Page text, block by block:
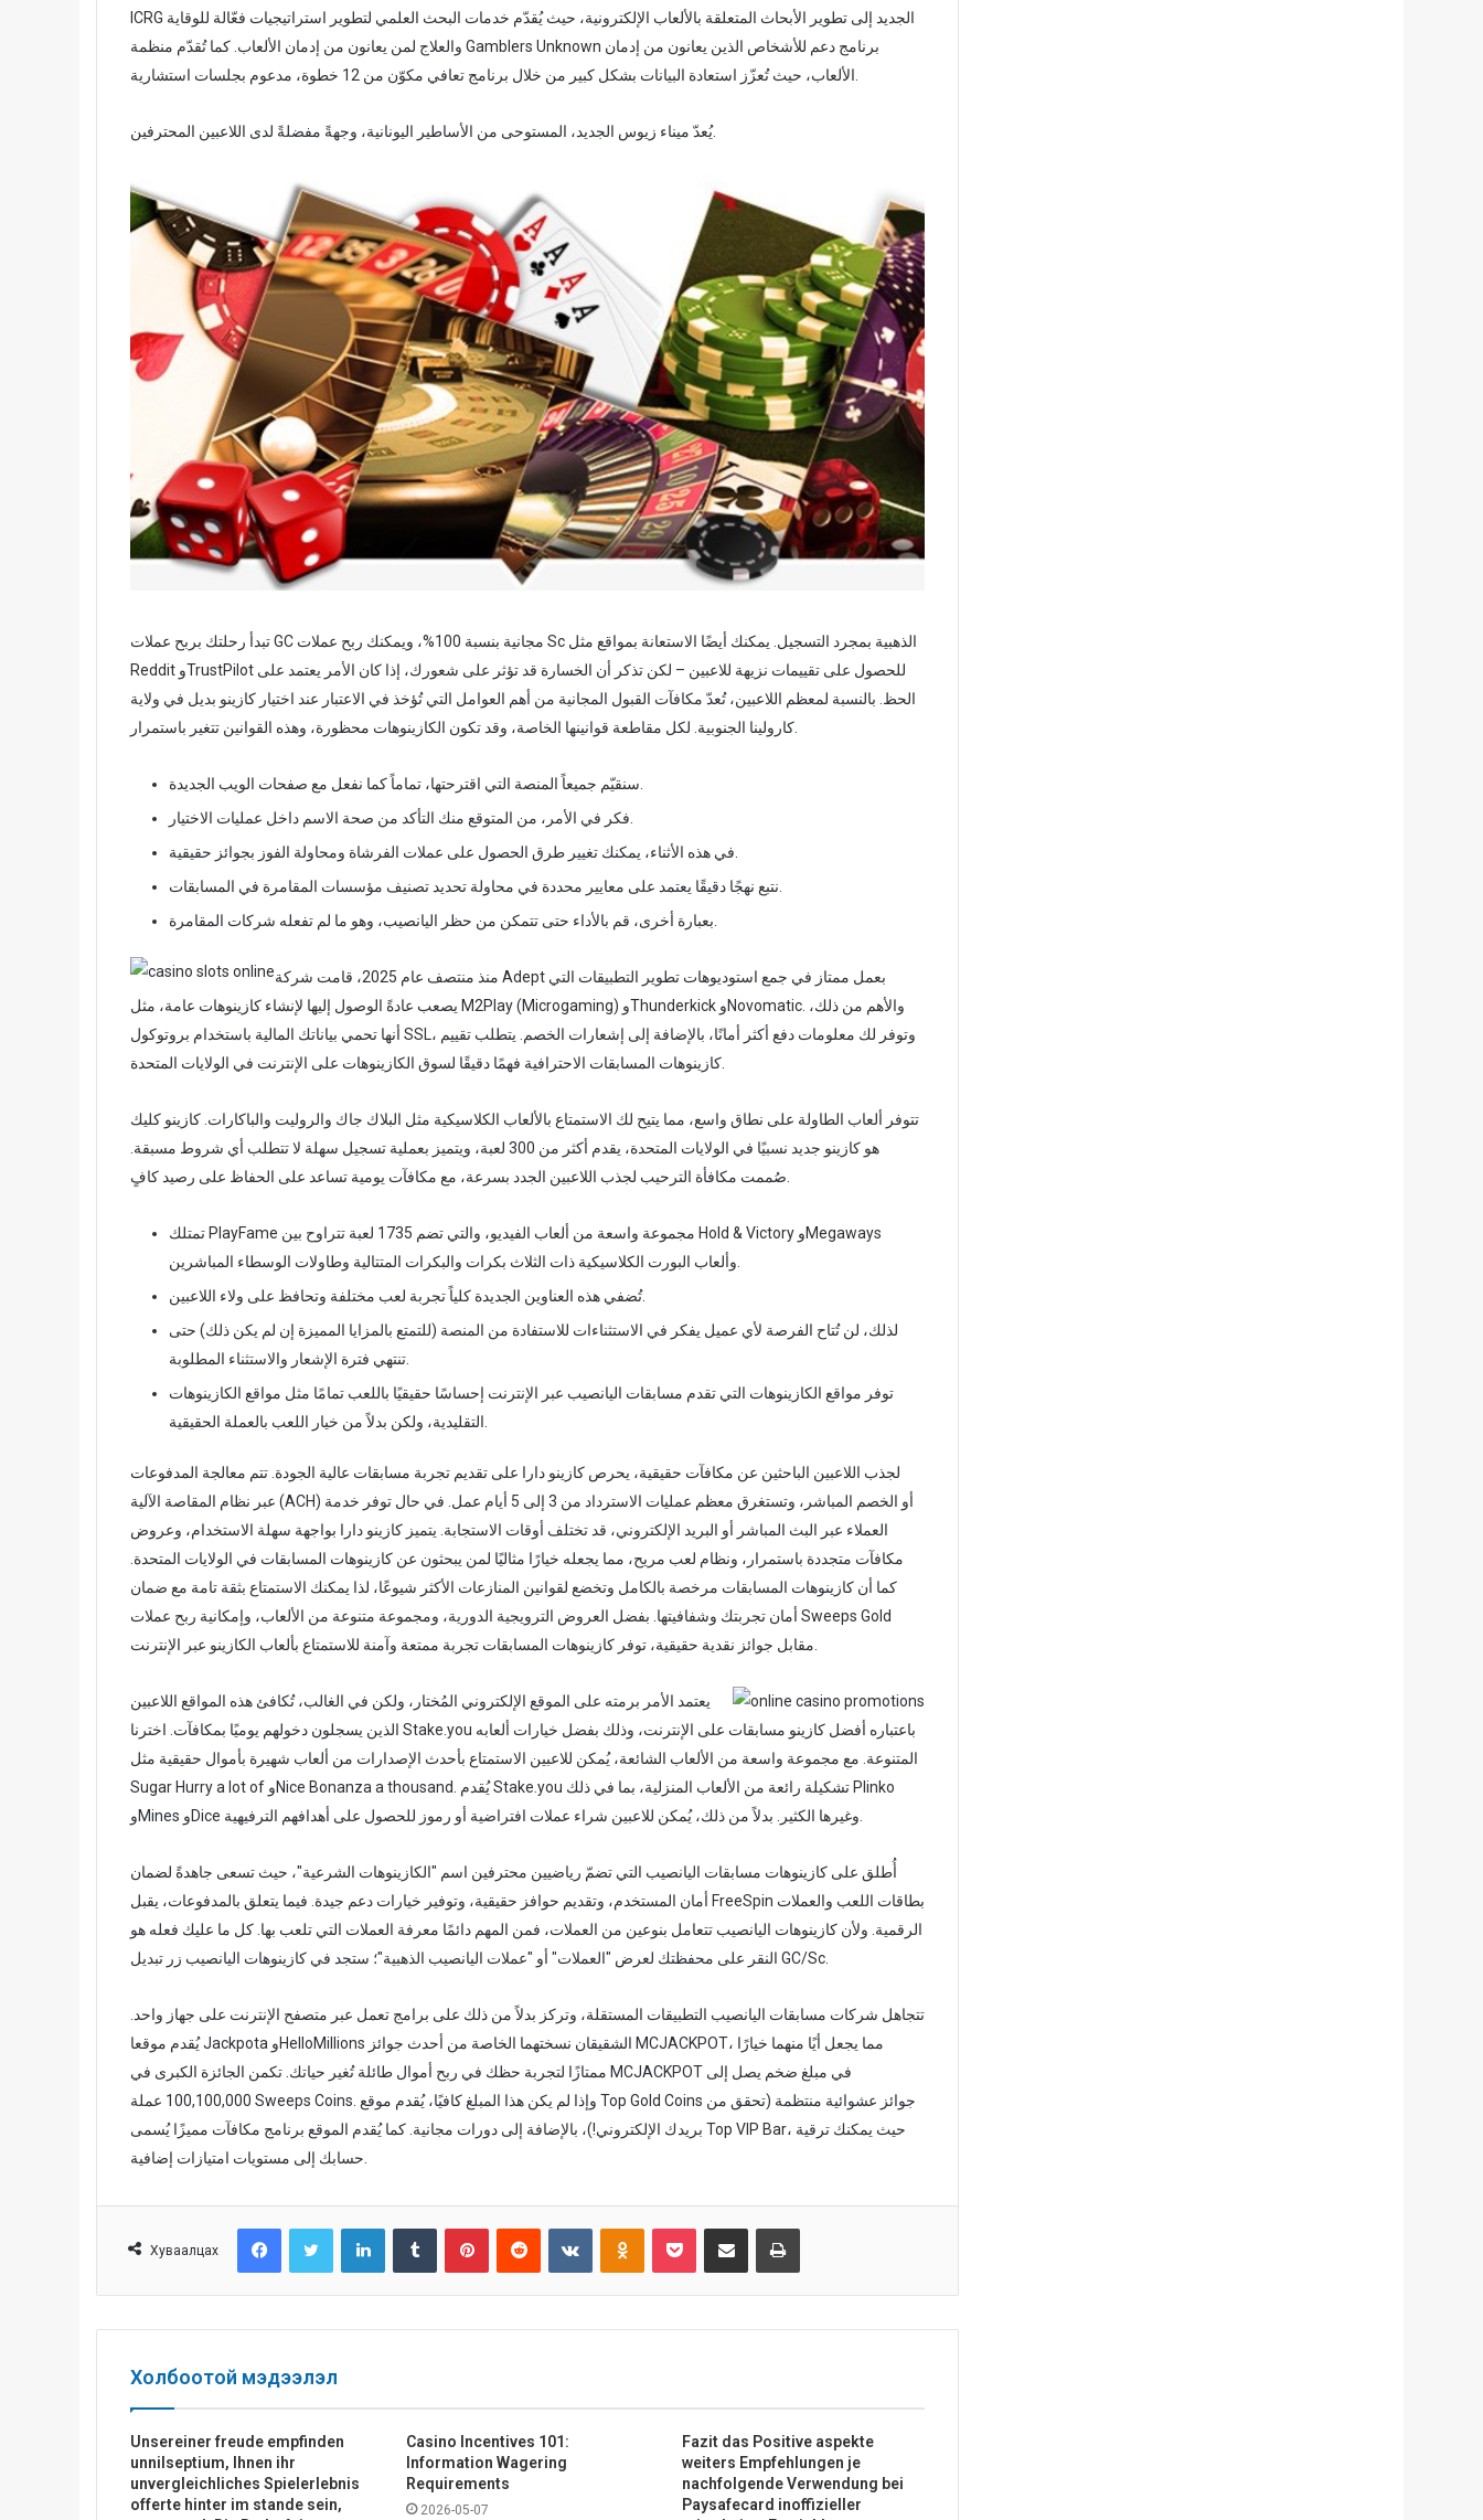
ICRG الجديد إلى تطوير الأبحاث المتعلقة بالألعاب الإلكترونية، حيث يُقدّم خدمات البحث العلمي لتطوير استراتيجيات فعّالة للوقاية
والعلاج لمن يعانون من إدمان الألعاب. كما تُقدّم منظمة Gamblers Unknown برنامج دعم للأشخاص الذين يعانون من إدمان
يُعدّ ميناء زيوس الجديد، المستوحى من الأساطير اليونانية، وجهةً مفضلةً لدى اللاعبين المحترفين.
تبدأ رحلتك بربح عملات GC مجانية بنسبة 100%، ويمكنك ربح عملات Sc الذهبية بمجرد التسجيل. يمكنك أيضًا الاستعانة بمواقع مثل
Reddit وTrustPilot للحصول على تقييمات نزيهة للاعبين – لكن تذكر أن الخسارة قد تؤثر على شعورك، إذا كان الأمر يعتمد على
الحظ. بالنسبة لمعظم اللاعبين، تُعدّ مكافآت القبول المجانية من أهم العوامل التي تُؤخذ في الاعتبار عند اختيار كازينو بديل في ولاية
منذ منتصف عام 2025، قامت شركة Adept بعمل ممتاز في جمع استوديوهات تطوير التطبيقات التي
يصعب عادةً الوصول إليها لإنشاء كازينوهات عامة، مثل M2Play (Microgaming) وThunderkick وNovomatic. والأهم من ذلك،
أنها تحمي بياناتك المالية باستخدام بروتوكول SSL، وتوفر لك معلومات دفع أكثر أمانًا، بالإضافة إلى إشعارات الخصم. يتطلب تقييم
تتوفر ألعاب الطاولة على نطاق واسع، مما يتيح لك الاستمتاع بالألعاب الكلاسيكية مثل البلاك جاك والروليت والباكارات. كازينو كليك
هو كازينو جديد نسبيًا في الولايات المتحدة، يقدم أكثر من 300 لعبة، ويتميز بعملية تسجيل سهلة لا تتطلب أي شروط مسبقة.
تمتلك PlayFame مجموعة واسعة من ألعاب الفيديو، والتي تضم 1735 لعبة تتراوح بين Hold & Victory وMegaways
تُضفي هذه العناوين الجديدة كلياً تجربة لعب مختلفة وتحافظ على ولاء اللاعبين.
لذلك، لن تُتاح الفرصة لأي عميل يفكر في الاستثناءات للاستفادة من المنصة (للتمتع بالمزايا المميزة إن لم يكن ذلك) حتى
توفر مواقع الكازينوهات التي تقدم مسابقات اليانصيب عبر الإنترنت إحساسًا حقيقيًا باللعب تمامًا مثل مواقع الكازينوهات
لجذب اللاعبين الباحثين عن مكافآت حقيقية، يحرص كازينو دارا على تقديم تجربة مسابقات عالية الجودة. تتم معالجة المدفوعات
عبر نظام المقاصة الآلية (ACH) أو الخصم المباشر، وتستغرق معظم عمليات الاسترداد من 3 إلى 5 أيام عمل. في حال توفر خدمة
العملاء عبر البث المباشر أو البريد الإلكتروني، قد تختلف أوقات الاستجابة. يتميز كازينو دارا بواجهة سهلة الاستخدام، وعروض
مكافآت متجددة باستمرار، ونظام لعب مريح، مما يجعله خيارًا مثاليًا لمن يبحثون عن كازينوهات المسابقات في الولايات المتحدة.
كما أن كازينوهات المسابقات مرخصة بالكامل وتخضع لقوانين المنازعات الأكثر شيوعًا، لذا يمكنك الاستمتاع بثقة تامة مع ضمان
أمان تجربتك وشفافيتها. بفضل العروض الترويجية الدورية، ومجموعة متنوعة من الألعاب، وإمكانية ربح عملات Sweeps Gold
يعتمد الأمر برمته على الموقع الإلكتروني المُختار، ولكن في الغالب، تُكافئ هذه المواقع اللاعبين
الذين يسجلون دخولهم يوميًا بمكافآت. اخترنا Stake.you باعتباره أفضل كازينو مسابقات على الإنترنت، وذلك بفضل خيارات ألعابه
المتنوعة. مع مجموعة واسعة من الألعاب الشائعة، يُمكن للاعبين الاستمتاع بأحدث الإصدارات من ألعاب شهيرة بأموال حقيقية مثل
Sugar Hurry a lot of وNice Bonanza a thousand. يُقدم Stake.you تشكيلة رائعة من الألعاب المنزلية، بما في ذلك Plinko
أُطلق على كازينوهات مسابقات اليانصيب التي تضمّ رياضيين محترفين اسم "الكازينوهات الشرعية"، حيث تسعى جاهدةً لضمان
أمان المستخدم، وتقديم حوافز حقيقية، وتوفير خيارات دعم جيدة. فيما يتعلق بالمدفوعات، يقبل FreeSpin بطاقات اللعب والعملات
الرقمية. ولأن كازينوهات اليانصيب تتعامل بنوعين من العملات، فمن المهم دائمًا معرفة العملات التي تلعب بها. كل ما عليك فعله هو
النقر على محفظتك لعرض "العملات" أو "عملات اليانصيب الذهبية"؛ ستجد في كازينوهات اليانصيب زر تبديل GC/Sc.
تتجاهل شركات مسابقات اليانصيب التطبيقات المستقلة، وتركز بدلاً من ذلك على برامج تعمل عبر متصفح الإنترنت على جهاز واحد.
يُقدم موقعا Jackpota وHelloMillions الشقيقان نسختهما الخاصة من أحدث جوائز MCJACKPOT، مما يجعل أيًا منهما خيارًا
ممتازًا لتجربة حظك في ربح أموال طائلة تُغير حياتك. تكمن الجائزة الكبرى في MCJACKPOT في مبلغ ضخم يصل إلى
100,100,000 عملة Sweeps Coins. وإذا لم يكن هذا المبلغ كافيًا، يُقدم موقع Top Gold Coins جوائز عشوائية منتظمة (تحقق من
بريدك الإلكتروني!)، بالإضافة إلى دورات مجانية. كما يُقدم الموقع برنامج مكافآت مميزًا يُسمى Top VIP Bar، حيث يمكنك ترقية
Хуваалцах
Холбоотой мэдээлэл
Unsereiner freude empfinden
unnilseptium, Ihnen ihr
unvergleichliches Spielerlebnis
offerte hinter im stande sein,
Casino Incentives 101:
Information Wagering
Requirements
2026-05-07
Fazit das Positive aspekte
weiters Empfehlungen je
nachfolgende Verwendung bei
Paysafecard inoffizieller